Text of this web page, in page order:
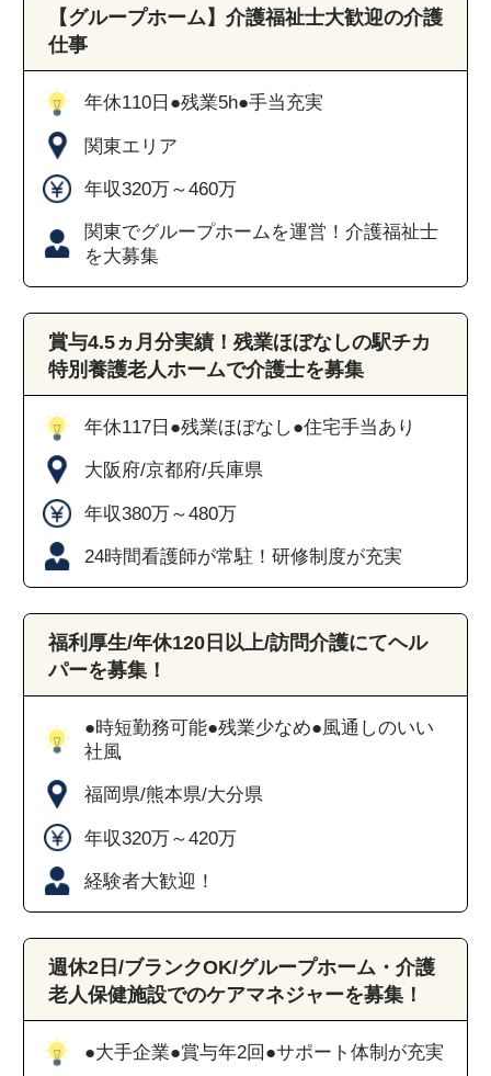
【グループホーム】介護福祉士大歓迎の介護
仕事
年休110日●残業5h●手当充実
関東エリア
年収320万～460万
関東でグループホームを運営！介護福祉士
を大募集
賞与4.5ヵ月分実績！残業ほぼなしの駅チカ
特別養護老人ホームで介護士を募集
年休117日●残業ほぼなし●住宅手当あり
大阪府/京都府/兵庫県
年収380万～480万
24時間看護師が常駐！研修制度が充実
福利厚生/年休120日以上/訪問介護にてヘル
パーを募集！
●時短勤務可能●残業少なめ●風通しのいい
社風
福岡県/熊本県/大分県
年収320万～420万
経験者大歓迎！
週休2日/ブランクOK/グループホーム・介護
老人保健施設でのケアマネジャーを募集！
●大手企業●賞与年2回●サポート体制が充実